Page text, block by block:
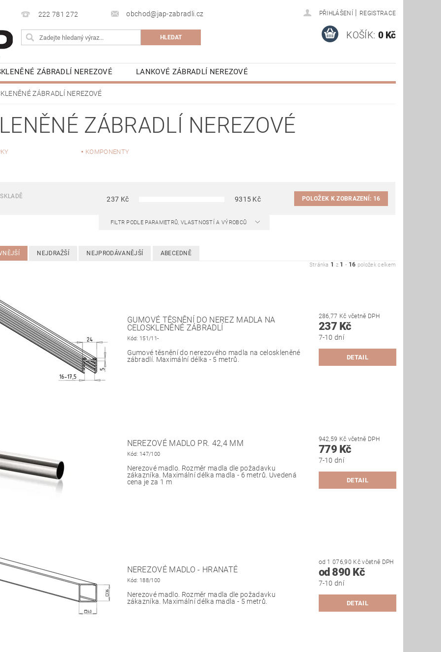
222 781 272 obchod@jap-zabradli.cz PŘIHLÁŠENÍ | REGISTRACE
KOŠÍK: 0 Kč
ZÁBRADLÍ NEREZOVÉ
LANKOVÉ ZÁBRADLÍ NEREZOVÉ
OKNA ZÁBRADLÍ
ZÁBRADLÍ NEREZOVÉ
ZÁBRADLÍ NEREZOVÉ
KOMPONENTY
237 Kč 9315 Kč POLOŽEK K ZOBRAZENÍ: 16
FILTR PODLE PARAMETRŮ, VLASTNOSTÍ A VÝROBCŮ
NEJDRAŽŠÍ NEJPRODÁVANĚJŠÍ ABECEDNĚ
Stránka 1 z 1 - 16 položek celkem
GUMOVÉ TĚSNĚNÍ DO NEREZ MADLA NA
CELOSKLENĚNÉ ZÁBRADLÍ
Kód: 151/11-
Gumové těsnění do nerezového madla na celoskleněné
zábradlí. Maximální délka - 5 metrů.
286,77 Kč včetně DPH
237 Kč
7-10 dní
DETAIL
NEREZOVÉ MADLO PR. 42,4 MM
Kód: 147/100
Nerezové madlo. Rozměr madla dle požadavku
zákazníka. Maximální délka madla - 6 metrů. Uvedená
cena je za 1 m
942,59 Kč včetně DPH
779 Kč
7-10 dní
DETAIL
NEREZOVÉ MADLO - HRANATÉ
Kód: 188/100
Nerezové madlo. Rozměr madla dle požadavku
zákazníka. Maximální délka madla - 5 metrů.
od 1 076,90 Kč včetně DPH
od 890 Kč
7-10 dní
DETAIL